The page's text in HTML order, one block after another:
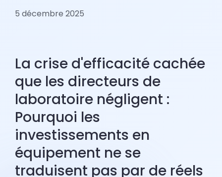
5 décembre 2025
La crise d'efficacité cachée
que les directeurs de
laboratoire négligent :
Pourquoi les
investissements en
équipement ne se
traduisent pas par de réels